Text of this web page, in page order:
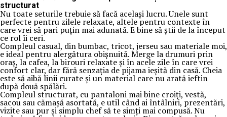
structurat
Nu toate seturile trebuie să facă același lucru. Unele sunt
perfecte pentru zilele relaxate, altele pentru contexte în
care vrei să pari puțin mai adunată. E bine să știi de la început
ce rol îi ceri.
Compleul casual, din bumbac, tricot, jerseu sau materiale moi,
e ideal pentru alergătura obișnuită. Merge la drumuri prin
oraș, la cafea, la birouri relaxate și în acele zile în care vrei
confort clar, dar fără senzația de pijama ieșită din casă. Cheia
este să aibă linii curate și un material care nu arată ieftin
după două spălări.
Compleul structurat, cu pantaloni mai bine croiți, vestă,
sacou sau cămașă asortată, e util când ai întâlniri, prezentări,
vizite sau pur și simplu chef să te simți mai compusă. Nu